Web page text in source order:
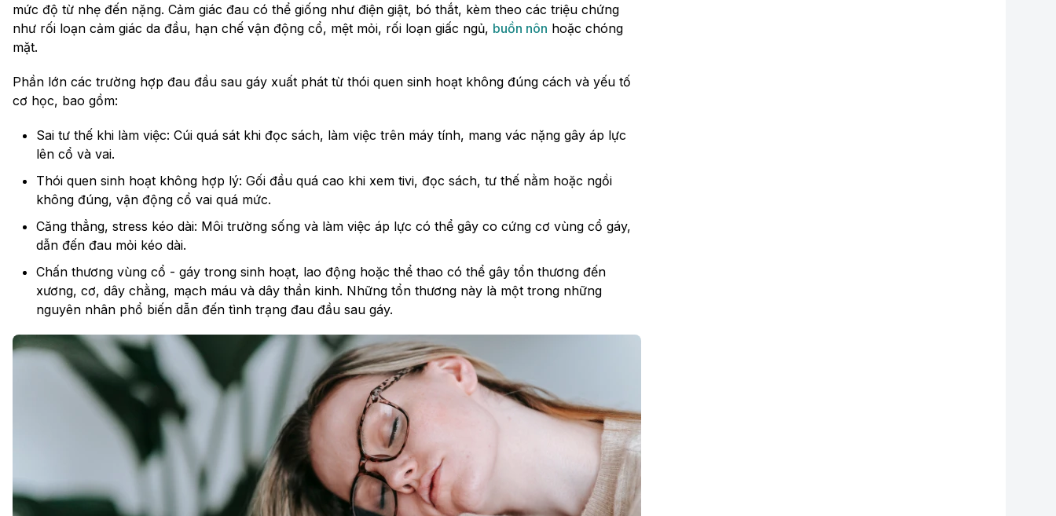
mức độ từ nhẹ đến nặng. Cảm giác đau có thể giống như điện giật, bó thắt, kèm theo các triệu chứng
như rối loạn cảm giác da đầu, hạn chế vận động cổ, mệt mỏi, rối loạn giấc ngủ, buồn nôn hoặc chóng
mặt.
Phần lớn các trường hợp đau đầu sau gáy xuất phát từ thói quen sinh hoạt không đúng cách và yếu tố
cơ học, bao gồm:
Sai tư thế khi làm việc: Cúi quá sát khi đọc sách, làm việc trên máy tính, mang vác nặng gây áp lực
lên cổ và vai.
Thói quen sinh hoạt không hợp lý: Gối đầu quá cao khi xem tivi, đọc sách, tư thế nằm hoặc ngồi
không đúng, vận động cổ vai quá mức.
Căng thẳng, stress kéo dài: Môi trường sống và làm việc áp lực có thể gây co cứng cơ vùng cổ gáy,
dẫn đến đau mỏi kéo dài.
Chấn thương vùng cổ - gáy trong sinh hoạt, lao động hoặc thể thao có thể gây tổn thương đến
xương, cơ, dây chằng, mạch máu và dây thần kinh. Những tổn thương này là một trong những
nguyên nhân phổ biến dẫn đến tình trạng đau đầu sau gáy.